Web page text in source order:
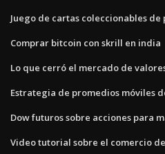
Juego de cartas coleccionables de
Comprar bitcoin con skrill en india
Lo que cerró el mercado de
Estrategia de promedios móviles
Dow futuros sobre acciones para
Video tutorial sobre el comercio